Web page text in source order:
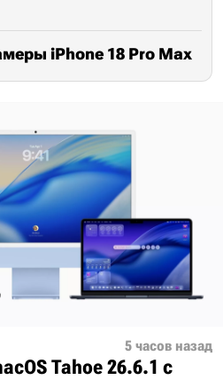
iPhone 18 Pro Max
5 часов назад
Tahoe 26.6.1 с